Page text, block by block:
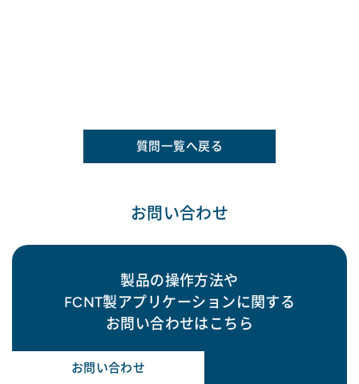
質問一覧へ戻る
お問い合わせ
製品の操作方法や
FCNT製アプリケーションに関する
お問い合わせはこちら
お問い合わせ